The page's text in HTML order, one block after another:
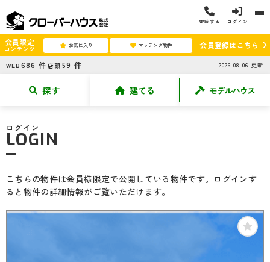
電話する ログイン
会員限定
コンテンツ お気に入り マッチング物件 会員登録はこちら
WEB 686 件 店頭 59 件 2026.08.06 更新
探す 建てる モデルハウス
ログイン
LOGIN
こちらの物件は会員様限定で公開している物件です。ログインす
ると物件の詳細情報がご覧いただけます。